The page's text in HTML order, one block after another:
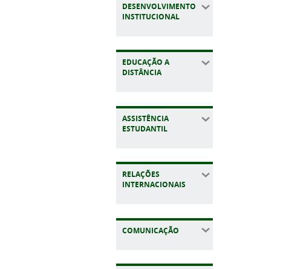
DESENVOLVIMENTO
INSTITUCIONAL
EDUCAÇÃO A
DISTÂNCIA
ASSISTÊNCIA
ESTUDANTIL
RELAÇÕES
INTERNACIONAIS
COMUNICAÇÃO